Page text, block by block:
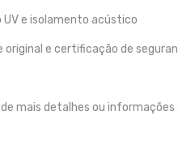
UV e isolamento acústico
original e certificação de
mais detalhes ou informações